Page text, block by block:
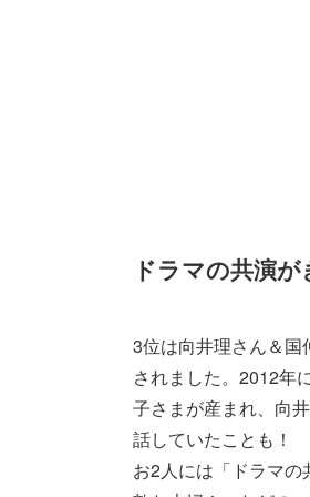
ドラマの共演
3位は向井理さん＆
されました。2012年
子さまが産まれ、向
話していたことも！
お2人には 「ドラマ